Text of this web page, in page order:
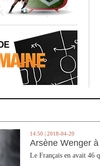
14:50 | 2018-04-20
Arsène Wenger
Le Français en avait 46